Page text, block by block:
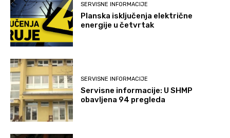
SERVISNE INFORMACIJE
Planska isključenja električne
energije u četvrtak
SERVISNE INFORMACIJE
Servisne informacije: U SHMP
obavljena 94 pregleda